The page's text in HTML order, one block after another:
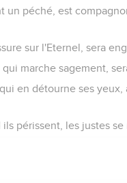
un péché, est
sur l'Eternel, sera
marche sagement,
en détourne ses yeux,
périssent, les justes se